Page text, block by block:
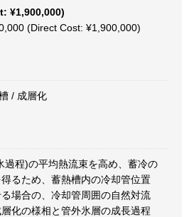
¥1,900,000)
(Direct Cost: ¥1,900,000)
/ 成層化
過程)の平均熱流束を高め、蓄冷の
るため、蓄熱槽内の冷却管位置
場合の、冷却管周囲の自然対流
化の様相と管外氷層の成長過程